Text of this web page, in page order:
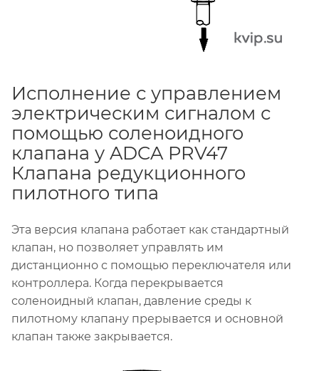
Исполнение с управлением
электрическим сигналом с
помощью соленоидного
клапана у ADCA PRV47
Клапана редукционного
пилотного типа
Эта версия клапана работает как стандартный
клапан, но позволяет управлять им
дистанционно с помощью переключателя или
контроллера. Когда перекрывается
соленоидный клапан, давление среды к
пилотному клапану прерывается и основной
клапан также закрывается.